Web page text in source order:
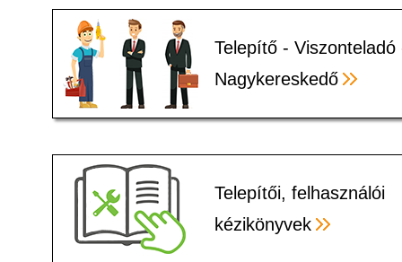
Telepítő - Viszonteladó
Nagykereskedő
Telepítői, felhasználói
kézikönyvek